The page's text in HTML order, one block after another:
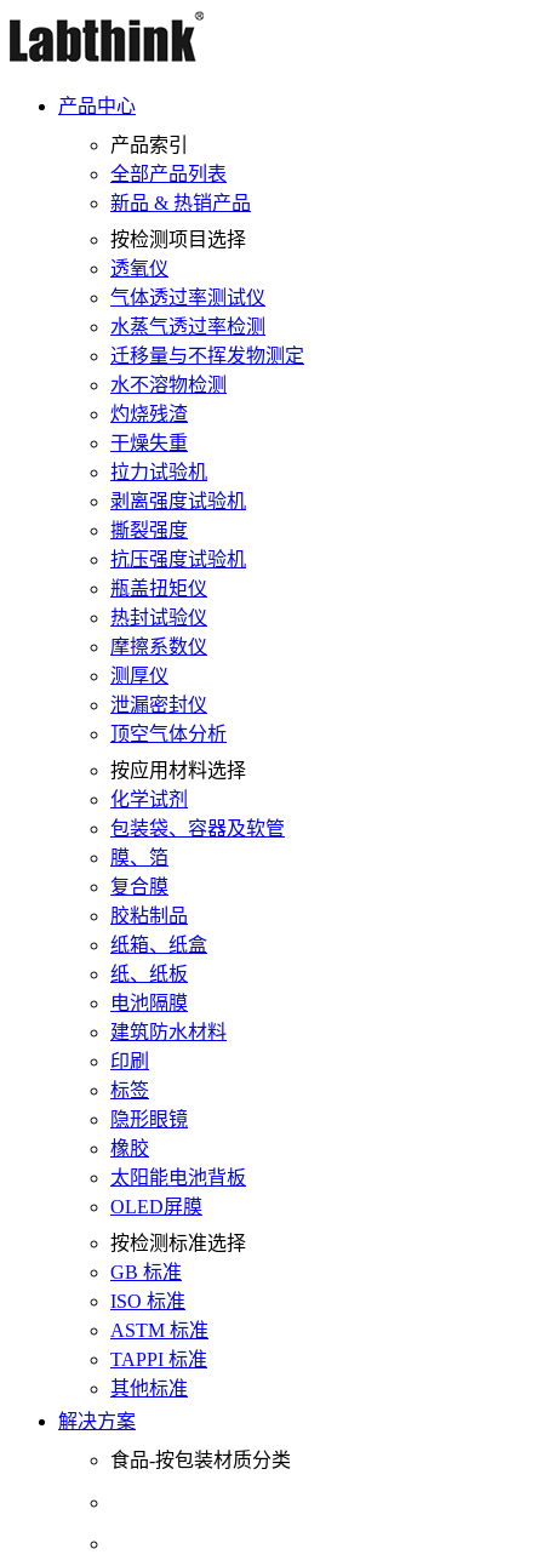
产品中心
产品索引
全部产品列表
新品 & 热销产品
按检测项目选择
透氧仪
气体透过率测试仪
水蒸气透过率检测
迁移量与不挥发物测定
水不溶物检测
灼烧残渣
干燥失重
拉力试验机
剥离强度试验机
撕裂强度
抗压强度试验机
瓶盖扭矩仪
热封试验仪
摩擦系数仪
测厚仪
泄漏密封仪
顶空气体分析
按应用材料选择
化学试剂
包装袋、容器及软管
膜、箔
复合膜
胶粘制品
纸箱、纸盒
纸、纸板
电池隔膜
建筑防水材料
印刷
标签
隐形眼镜
橡胶
太阳能电池背板
OLED屏膜
按检测标准选择
GB 标准
ISO 标准
ASTM 标准
TAPPI 标准
其他标准
解决方案
食品-按包装材质分类